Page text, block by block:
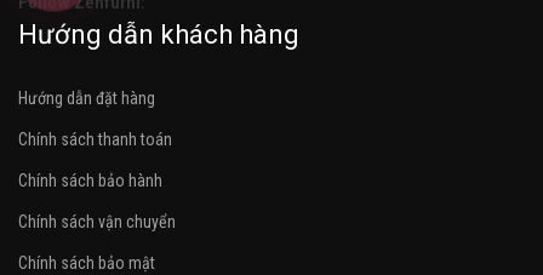
Hướng dẫn khách hàng
Hướng dẫn đặt hàng
Chính sách thanh toán
Chính sách bảo hành
Chính sách vận chuyển
Chính sách bảo mật